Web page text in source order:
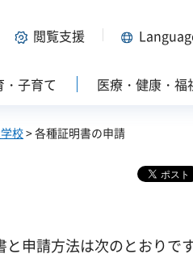
閲覧支援
・子育て 医療・健康・福
校> 各種証明書の申請
申請方法は次のとおりです